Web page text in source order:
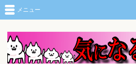
メニュー